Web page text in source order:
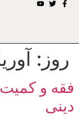
روز: آوریل
فقه و
دینی